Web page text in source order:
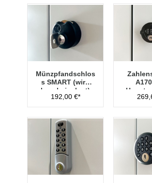
Münzpfandschlos
s SMART (wird
lose beigelegt)
192,00 €*